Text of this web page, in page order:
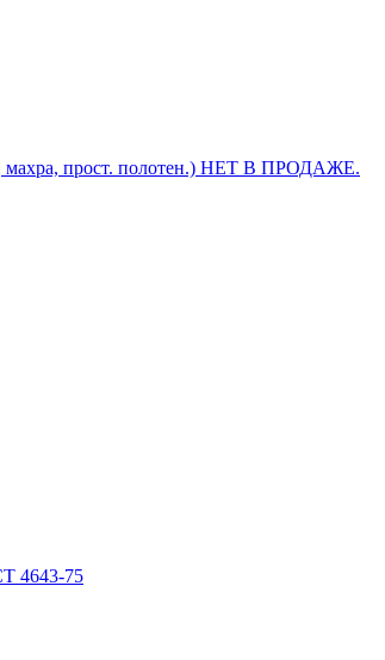
махра, прост. полотен.) НЕТ В ПРОДАЖЕ.
4643-75